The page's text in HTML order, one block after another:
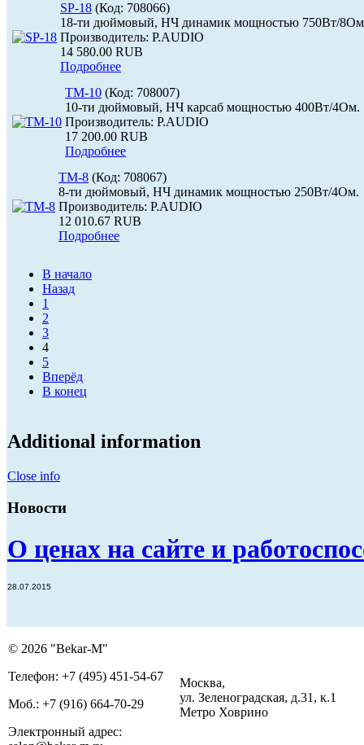
SP-18 (Код: 708066)
18-ти дюймовый, НЧ динамик мощностью 750Вт/
Производитель: P.AUDIO
14 580.00 RUB
Подробнее
TM-10 (Код: 708007)
10-ти дюймовый, НЧ карсаб мощностью 400Вт/4Ом.
Производитель: P.AUDIO
17 200.00 RUB
Подробнее
TM-8 (Код: 708067)
8-ти дюймовый, НЧ динамик мощностью 250Вт/4Ом.
Производитель: P.AUDIO
12 010.67 RUB
Подробнее
В начало
Назад
1
2
3
4
5
Вперёд
В конец
Additional information
Close info
Новости
О ценах на сайте и
28.07.2015
© 2026 "Bekar-M"
Телефон: +7 (495) 451-54-67
Моб.: +7 (916) 664-70-29
Электронный адрес:
Москва,
ул. Зеленоградская, д.31, к.1
Метро Ховрино